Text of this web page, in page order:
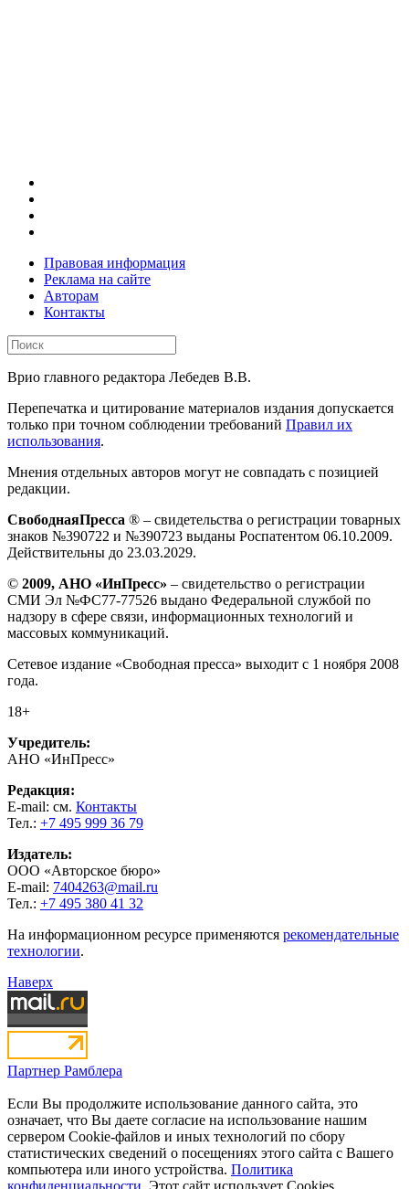
Правовая информация
Реклама на сайте
Авторам
Контакты
Врио главного редактора Лебедев В.В.
Перепечатка и цитирование материалов издания допускается
только при точном соблюдении требований Правил их
использования.
Мнения отдельных авторов могут не совпадать с позицией
редакции.
СвободнаяПресса ® – свидетельства о регистрации товарных
знаков №390722 и №390723 выданы Роспатентом 06.10.2009.
Действительны до 23.03.2029.
© 2009, АНО «ИнПресс» – свидетельство о регистрации
СМИ Эл №ФС77-77526 выдано Федеральной службой по
надзору в сфере связи, информационных технологий и
массовых коммуникаций.
Сетевое издание «Свободная пресса» выходит с 1 ноября 2008
года.
18+
Учредитель:
АНО «ИнПресс»
Редакция:
E-mail: см. Контакты
Тел.: +7 495 999 36 79
Издатель:
ООО «Авторское бюро»
E-mail: 7404263@mail.ru
Тел.: +7 495 380 41 32
На информационном ресурсе применяются рекомендательные
технологии.
Наверх
Партнер Рамблера
Если Вы продолжите использование данного сайта, это
означает, что Вы даете согласие на использование нашим
сервером Cookie-файлов и иных технологий по сбору
статистических сведений о посещениях этого сайта с Вашего
компьютера или иного устройства. Политика
конфиденциальности. Этот сайт использует Cookies,